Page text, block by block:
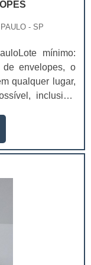
- SP
mínimo:
de envelopes, o
qualquer lugar,
inclusive,
ter diversas
mais
materiais de
cartas, ofícios,
documentos, é
destes materiais
envelopes são
do remetente